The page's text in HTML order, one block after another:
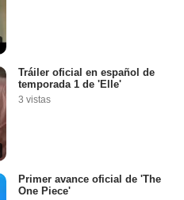
Tráiler oficial en español de
temporada 1 de 'Elle'
3 vistas
Primer avance oficial de 'The
One Piece'